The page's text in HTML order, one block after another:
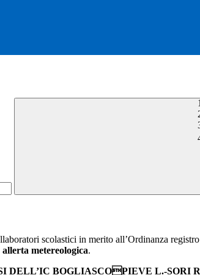
scolastici in merito all’Ordinanza
allerta metereologica.
DELL’IC BOGLIASCOPIEVE L.-SORI